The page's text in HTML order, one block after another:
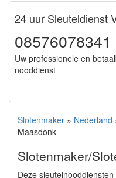
24 uur Sleuteldienst
08576078341
Uw professionele en
nooddienst
Slotenmaker » Nederland
Maasdonk
Slotenmaker/
Deze